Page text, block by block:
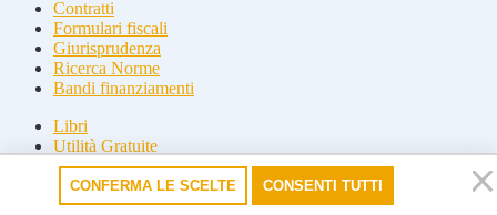
Contratti
Formulari fiscali
Giurisprudenza
Ricerca Norme
Bandi finanziamenti
Libri
Utilità Gratuite
Guide fiscali
Seguici
CONFERMA LE SCELTE CONSENTI TUTTI